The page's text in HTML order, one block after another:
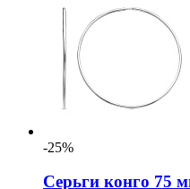
-25%
Серьги конго 75